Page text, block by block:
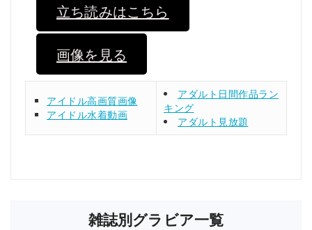
立ち読みはこちら
画像を見る
アイドル高画質画像
アイドル水着動画
アダルト日間作品ラン
キング
アダルト見放題
雑誌別グラビア一覧